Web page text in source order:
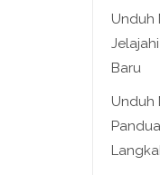
Unduh
Baru
Unduh